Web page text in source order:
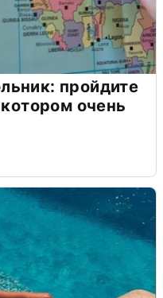
пройдите
очень